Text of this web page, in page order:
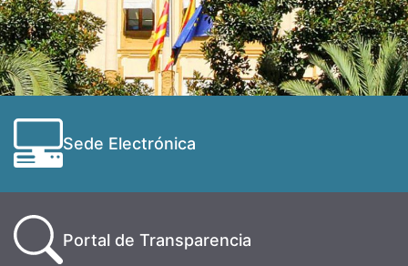
Sede Electrónica
Portal de Transparencia